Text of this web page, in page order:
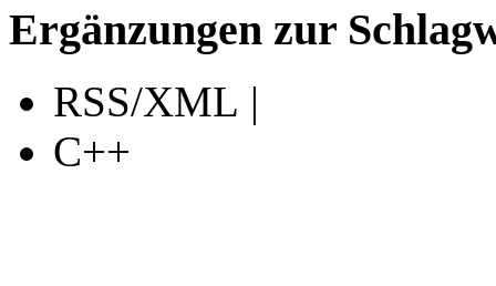
Ergänzungen zur
RSS/XML |
C++